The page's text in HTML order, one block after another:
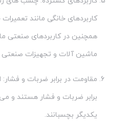
کاربردهای خانگی مانند
همچنین در کاربردهای صنعتی
ماشین آلات و تجهیزات صنعتی
مقاومت در برابر ضربات و
برابر ضربات و فشار هستند و می
یکدیگر بچسبانند.